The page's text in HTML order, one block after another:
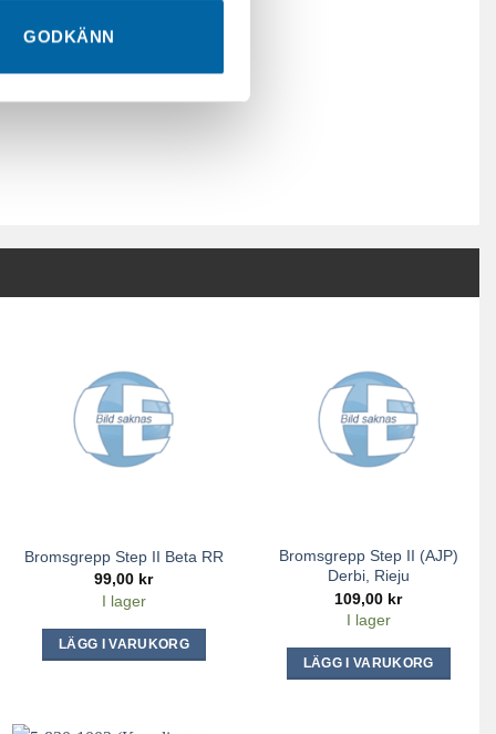
GODKÄNN
Bromsgrepp Step II Beta RR
99,00 kr
I lager
LÄGG I VARUKORG
Bromsgrepp Step II (AJP)
Derbi, Rieju
109,00 kr
I lager
LÄGG I VARUKORG